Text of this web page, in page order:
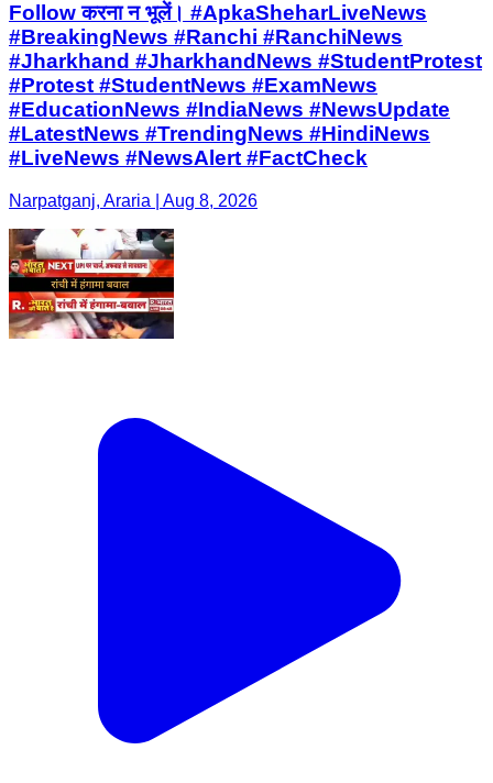
Follow करना न भूलें। #ApkaSheharLiveNews
#BreakingNews #Ranchi #RanchiNews
#Jharkhand #JharkhandNews #StudentProtest
#Protest #StudentNews #ExamNews
#EducationNews #IndiaNews #NewsUpdate
#LatestNews #TrendingNews #HindiNews
#LiveNews #NewsAlert #FactCheck
Narpatganj, Araria | Aug 8, 2026